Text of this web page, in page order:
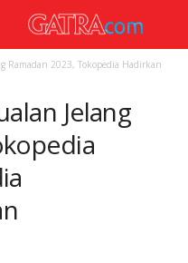
Ramadan 2023, Tokopedia Hadirkan
Jelang